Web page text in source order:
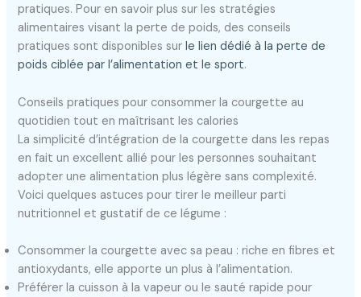
pratiques. Pour en savoir plus sur les stratégies
alimentaires visant la perte de poids, des conseils
pratiques sont disponibles surle lien dédié à la perte de
poids ciblée par l’alimentation et le sport.
Conseils pratiques pour consommer la courgette au
quotidien tout en maîtrisant les calories
La simplicité d’intégration de la courgette dans les repas
en fait un excellent allié pour les personnes souhaitant
adopter une alimentation plus légère sans complexité.
Voici quelques astuces pour tirer le meilleur parti
nutritionnel et gustatif de ce légume :
Consommer la courgette avec sa peau : riche en fibres et
antioxydants, elle apporte un plus à l’alimentation.
Préférer la cuisson à la vapeur ou le sauté rapide pour